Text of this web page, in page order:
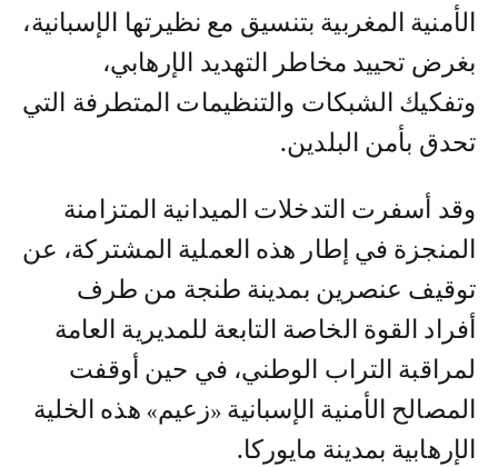
الأمنية المغربية بتنسيق مع نظيرتها الإسبانية،
بغرض تحييد مخاطر التهديد الإرهابي،
وتفكيك الشبكات والتنظيمات المتطرفة التي
تحدق بأمن البلدين.
وقد أسفرت التدخلات الميدانية المتزامنة
المنجزة في إطار هذه العملية المشتركة، عن
توقيف عنصرين بمدينة طنجة من طرف
أفراد القوة الخاصة التابعة للمديرية العامة
لمراقبة التراب الوطني، في حين أوقفت
المصالح الأمنية الإسبانية «زعيم» هذه الخلية
الإرهابية بمدينة مايوركا.